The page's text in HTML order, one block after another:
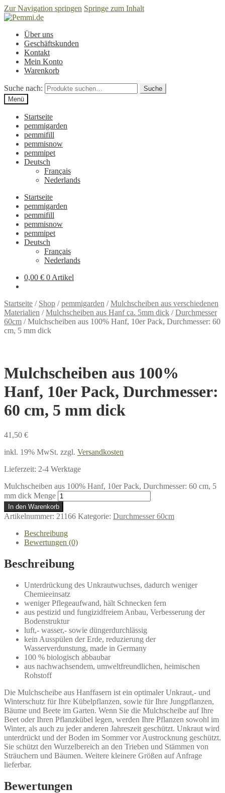
Zur Navigation springen Springe zum Inhalt
Über uns
Geschäftskunden
Kontakt
Mein Konto
Warenkorb
Suche nach:
Suche
Menü
Startseite
pemmigarden
pemmifill
pemmisnow
pemmipet
Deutsch
Français
Nederlands
Startseite
pemmigarden
pemmifill
pemmisnow
pemmipet
Deutsch
Français
Nederlands
0,00 € 0 Artikel
Startseite / Shop /pemmigarden /Mulchscheiben aus verschiedenen
Materialien /Mulchscheiben aus Hanf ca. 5mm dick /Durchmesser
60cm /Mulchscheiben aus 100% Hanf, 10er Pack, Durchmesser: 60
cm, 5 mm dick
Mulchscheiben aus 100%
Hanf, 10er Pack, Durchmesser:
60 cm, 5 mm dick
41,50 €
inkl. 19% MwSt. zzgl. Versandkosten
Lieferzeit: 2-4 Werktage
Mulchscheiben aus 100% Hanf, 10er Pack, Durchmesser: 60 cm, 5
mm dick Menge
In den Warenkorb
Artikelnummer: 21166 Kategorie: Durchmesser 60cm
Beschreibung
Bewertungen (0)
Beschreibung
Unterdrückung des Unkrautwuchses, dadurch weniger
Chemieeinsatz
weniger Pflegeaufwand, hält Schnecken fern
aus pestizid und fungizidfreiem Anbau, Verbesserung der
Bodenstruktur
luft,- wasser,- sowie düngerdurchlässig
kein Ausspülen der Erde, reduzierung der
Wasserverdunstung, made in Germany
100 % biologisch abbaubar
aus nachwachsendem, umweltfreundlichen, heimischen
Rohstoff
Die Mulchscheibe aus Hanffasern ist ein optimaler Unkraut,- und
Winterschutz für Ihre Kübelpflanzen, sowie für Ihre Jungpflanzen,
Bäume und Beete im Garten. Wenn Sie die Mulchscheibe auf Ihre
Beet oder Ihren Pflanzkübel legen, werden Ihre Pflanzen sowohl im
Winter, als auch zu jeder anderen Jahreszeit geschützt. Unkraut wird
unterdrückt und der Boden im Sommer vor Austrocknung geschützt.
Sie schützt den Wurzelbereich an den Trieben und Stämmen von
Sträuchern und Bäumen. Weitere kleinere Größen auf Anfrage
lieferbar.
Bewertungen